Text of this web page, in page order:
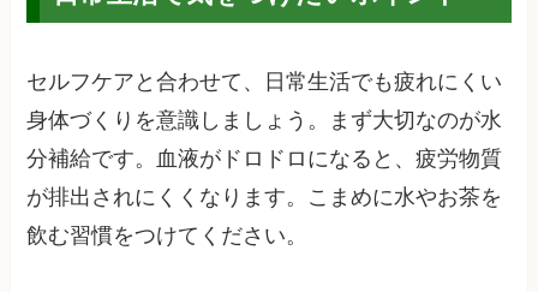
セルフケアと合わせて、日常生活でも疲れにくい
身体づくりを意識しましょう。まず大切なのが水
分補給です。血液がドロドロになると、疲労物質
が排出されにくくなります。こまめに水やお茶を
飲む習慣をつけてください。